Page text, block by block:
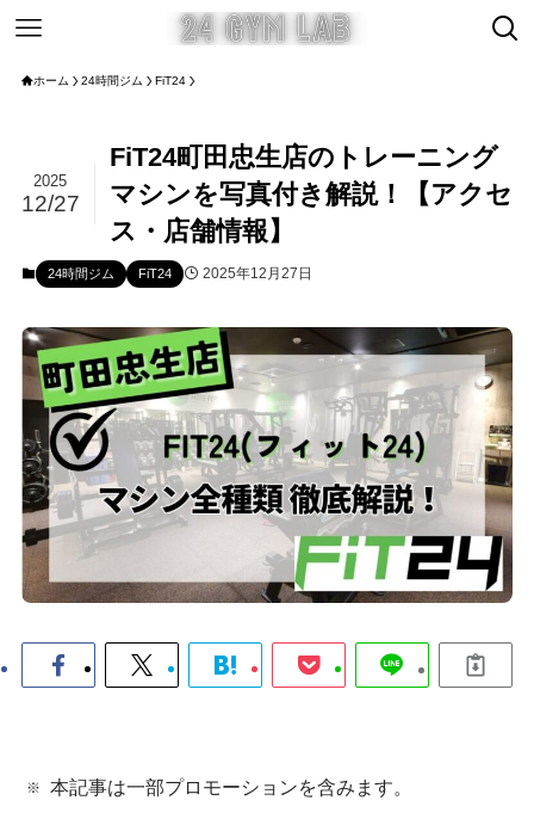
ホーム 24時間ジム FiT24
FiT24町田忠生店のトレーニング
マシンを写真付き解説！【アクセ
ス・店舗情報】
2025
12/27
24時間ジム FiT24 2025年12月27日
本記事は一部プロモーションを含みます。